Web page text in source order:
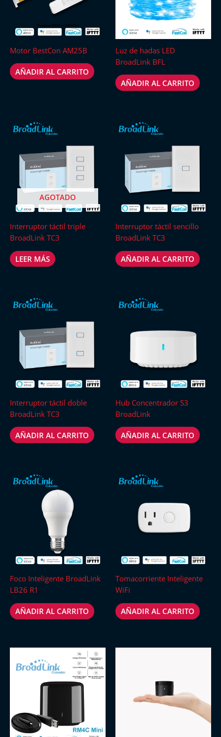
Motor BestCon AM25B
AÑADIR AL CARRITO
Luz de hadas LED
BroadLink BFL
AÑADIR AL CARRITO
AGOTADO
Interruptor táctil triple
BroadLink TC3
LEER MÁS
Interruptor táctil sencillo
BroadLink TC3
AÑADIR AL CARRITO
Interruptor táctil doble
BroadLink TC3
AÑADIR AL CARRITO
Hub Concentrador S3
BroadLink
AÑADIR AL CARRITO
Foco Inteligente BroadLink
LB26 R1
AÑADIR AL CARRITO
Tomacorriente Inteligente
WiFi
AÑADIR AL CARRITO